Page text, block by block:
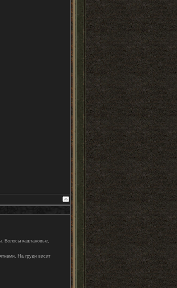
Волосы каштановые,
На груди висит